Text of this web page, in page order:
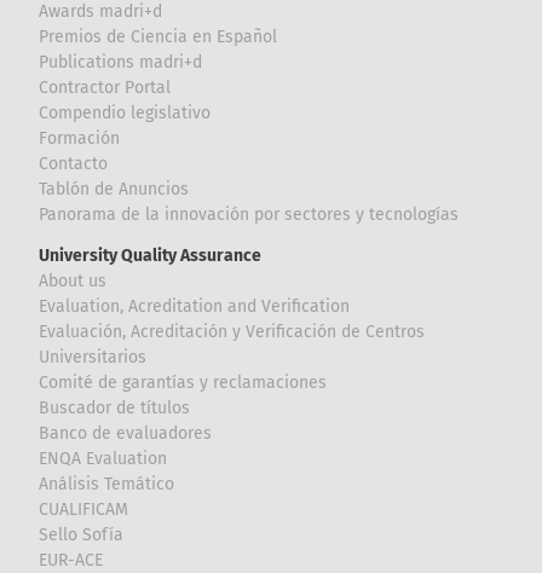
Awards madri+d
Premios de Ciencia en Español
Publications madri+d
Contractor Portal
Compendio legislativo
Formación
Contacto
Tablón de Anuncios
Panorama de la innovación por sectores y tecnologías
University Quality Assurance
About us
Evaluation, Acreditation and Verification
Evaluación, Acreditación y Verificación de Centros
Universitarios
Comité de garantías y reclamaciones
Buscador de títulos
Banco de evaluadores
ENQA Evaluation
Análisis Temático
CUALIFICAM
Sello Sofía
EUR-ACE